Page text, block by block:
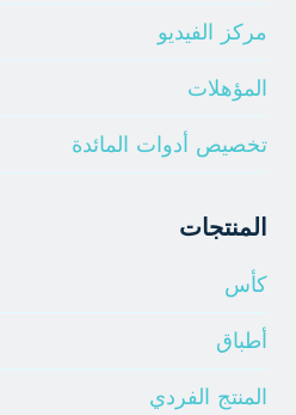
مركز الفيديو
المؤهلات
تخصيص أدوات المائدة
المنتجات
كأس
أطباق
المنتج الفردي